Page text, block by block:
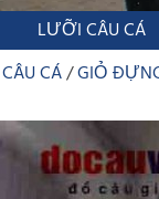
LƯỠI CÂU CÁ
CÁ GIỎ